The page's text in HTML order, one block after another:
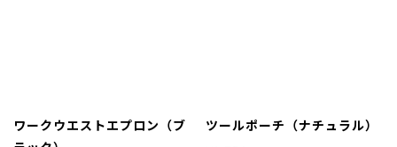
ワークウエストエプロン（ブ
ツールポーチ（ナチュラル）